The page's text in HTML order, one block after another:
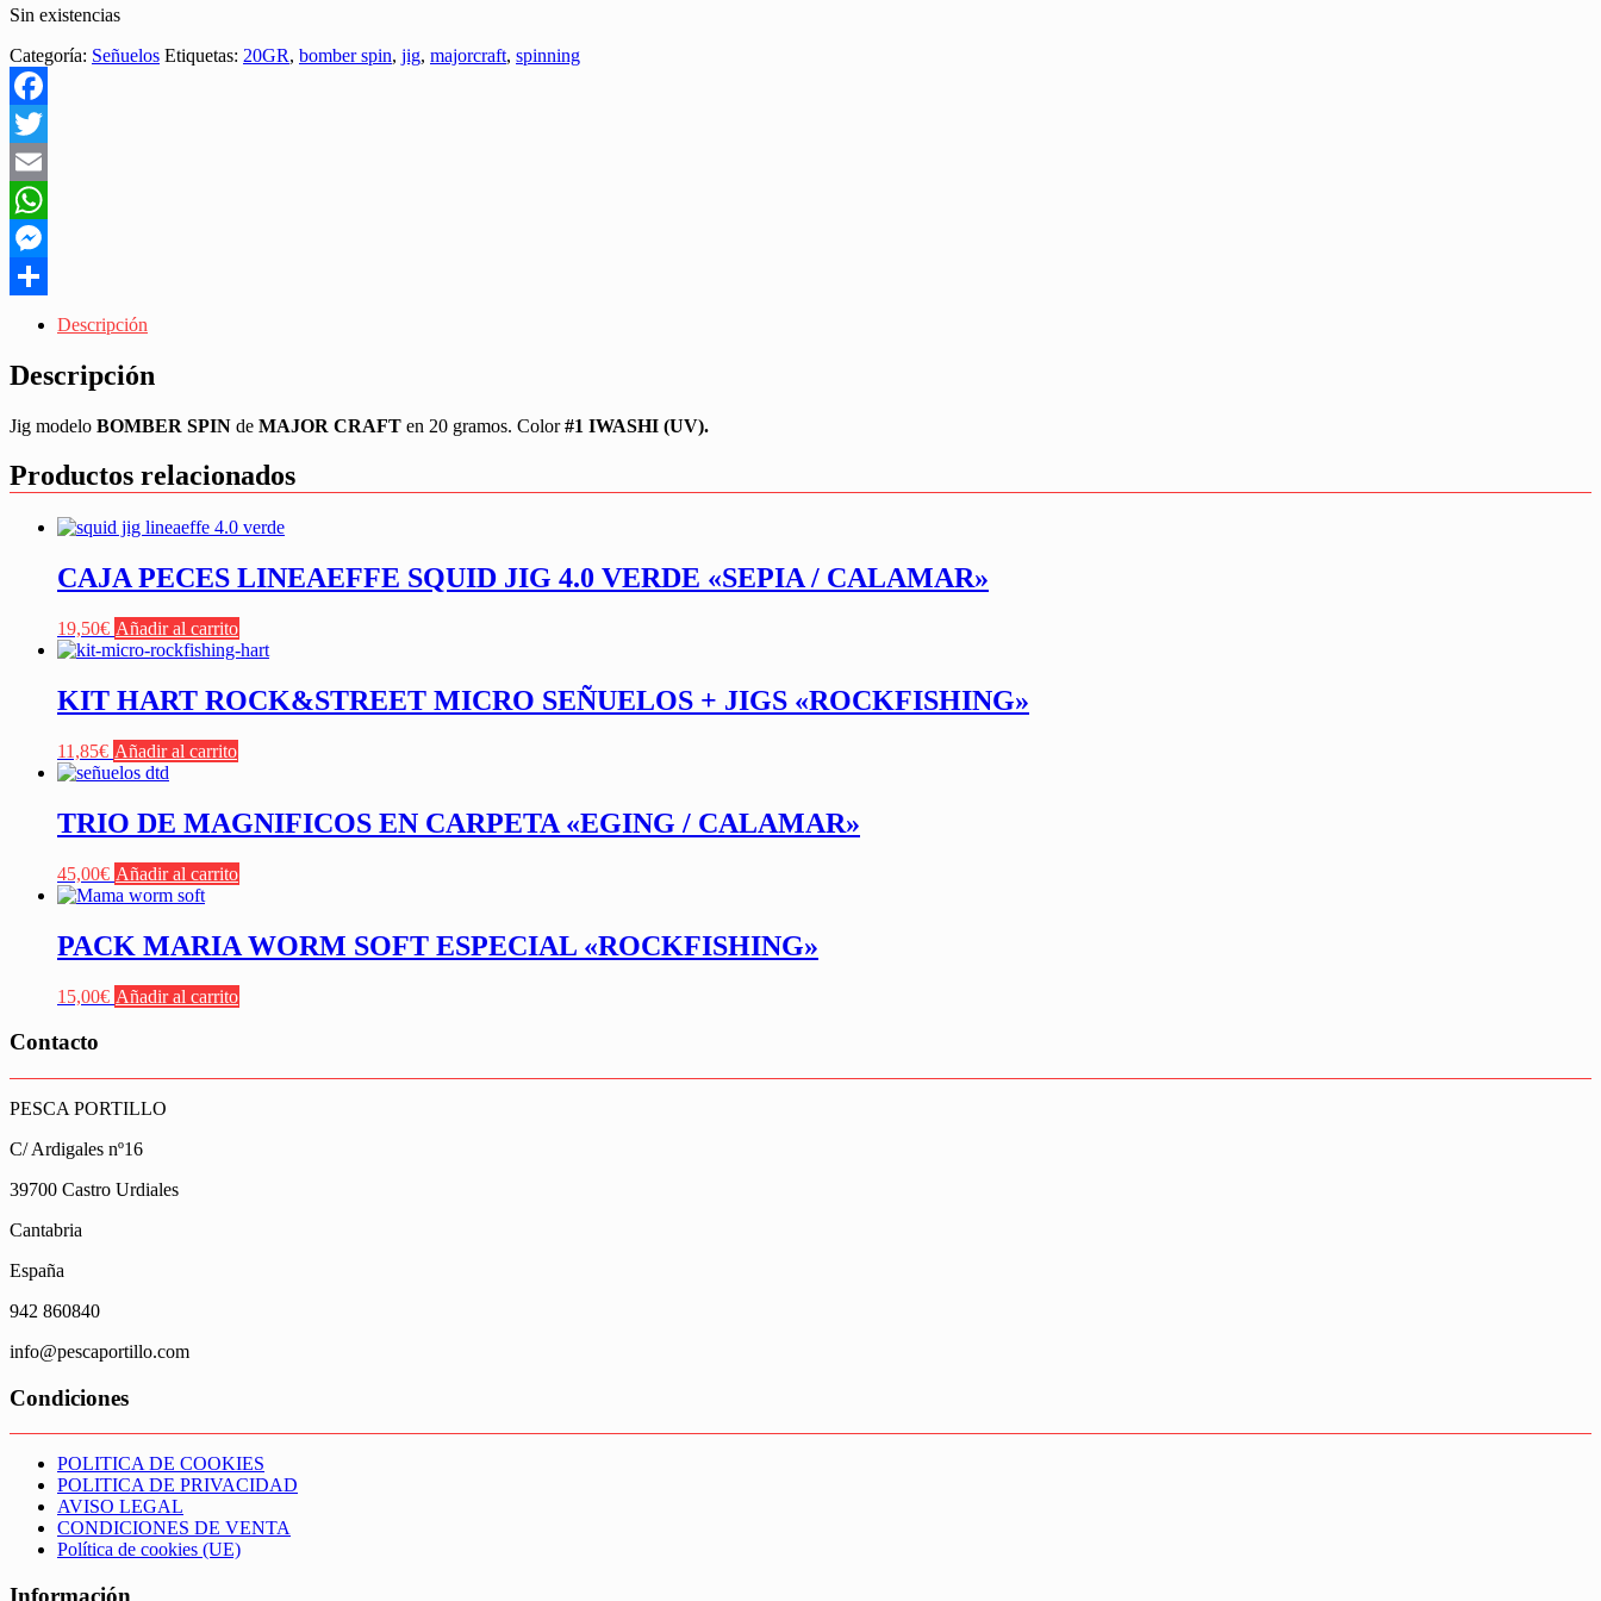
Sin existencias
Categoría: Señuelos Etiquetas: 20GR, bomber spin, jig, majorcraft, spinning
Facebook
Twitter
Email
WhatsApp
Messenger
Descripción
Descripción
Jig modelo BOMBER SPIN de MAJOR CRAFT en 20 gramos. Color#1 IWASHI (UV).
Productos relacionados
CAJA PECES LINEAEFFE SQUID JIG 4.0 VERDE «SEPIA / CALAMAR»
19,50€ Añadir al carrito
KIT HART ROCK&STREET MICRO SEÑUELOS + JIGS «ROCKFISHING»
11,85€ Añadir al carrito
TRIO DE MAGNIFICOS EN CARPETA «EGING / CALAMAR»
45,00€ Añadir al carrito
PACK MARIA WORM SOFT ESPECIAL «ROCKFISHING»
15,00€ Añadir al carrito
Contacto
PESCA PORTILLO
C/ Ardigales nº16
39700 Castro Urdiales
Cantabria
España
942 860840
info@pescaportillo.com
Condiciones
POLITICA DE COOKIES
POLITICA DE PRIVACIDAD
AVISO LEGAL
CONDICIONES DE VENTA
Política de cookies (UE)
Información